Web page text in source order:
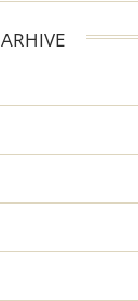
ARHIVE